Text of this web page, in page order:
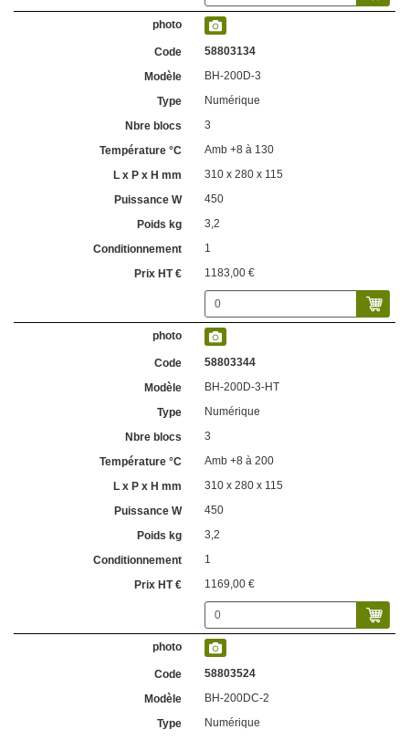
58803134
BH-200D-3
Numérique
3
Amb +8 à 130
310 x 280 x 115
450
3,2
1
1183,00 €
58803344
BH-200D-3-HT
Numérique
3
Amb +8 à 200
310 x 280 x 115
450
3,2
1
1169,00 €
58803524
BH-200DC-2
Numérique